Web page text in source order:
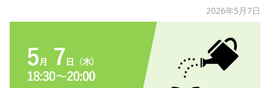
2026年5月7日